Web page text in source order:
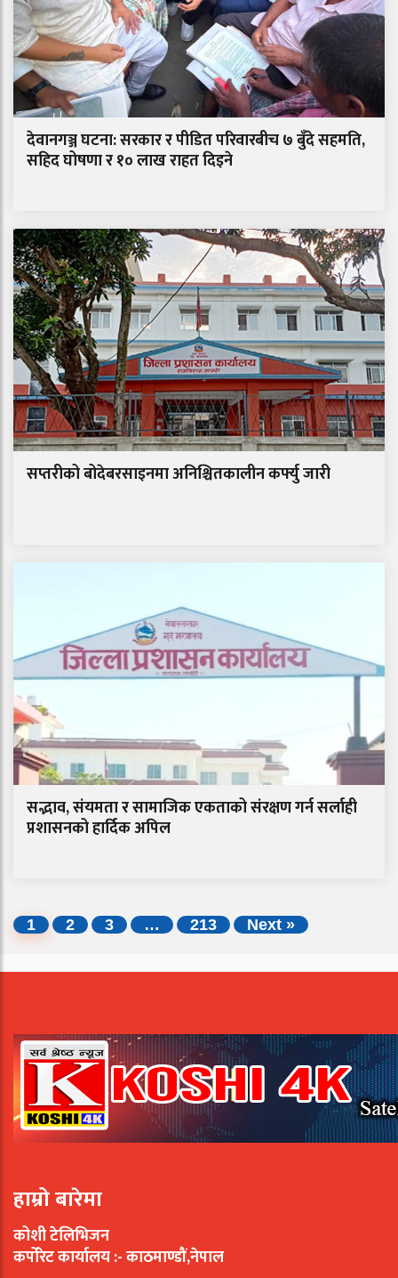
देवानगञ्ज घटना: सरकार र पीडित परिवारबीच ७ बुँदे सहमति,
सहिद घोषणा र १० लाख राहत दिइने
सप्तरीको बोदेबरसाइनमा अनिश्चितकालीन कर्फ्यु जारी
सद्भाव, संयमता र सामाजिक एकताको संरक्षण गर्न सर्लाही
प्रशासनको हार्दिक अपिल
1 2 3 … 213 Next »
हाम्रो बारेमा
कोशी टेलिभिजन
कर्पोरेट कार्यालय :- काठमाण्डौं,नेपाल